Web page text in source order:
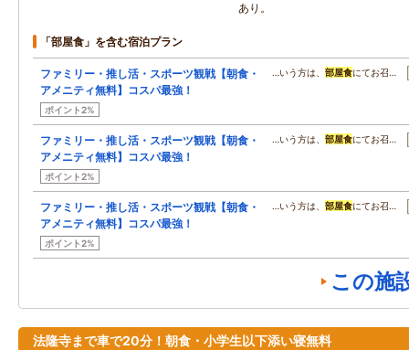
あり。
「部屋食」を含む宿泊プラン
ファミリー・推し活・スポーツ観戦【朝食・
アメニティ無料】コスパ最強！
ポイント2%
…いう方は、 部屋食にてお召…
ファミリー・推し活・スポーツ観戦【朝食・
アメニティ無料】コスパ最強！
ポイント2%
…いう方は、 部屋食にてお召…
ファミリー・推し活・スポーツ観戦【朝食・
アメニティ無料】コスパ最強！
ポイント2%
…いう方は、 部屋食にてお召…
この施
法隆寺まで車で20分！朝食・小学生以下添い寝無料